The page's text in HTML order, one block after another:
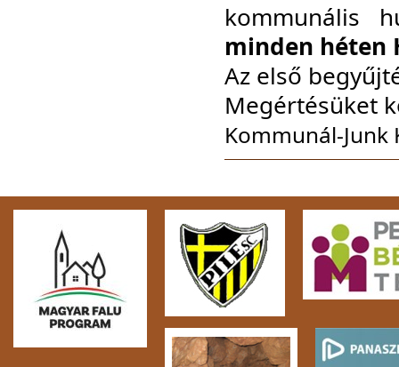
kommunális
minden héten
Az első
Megértésüket
Kommunál-